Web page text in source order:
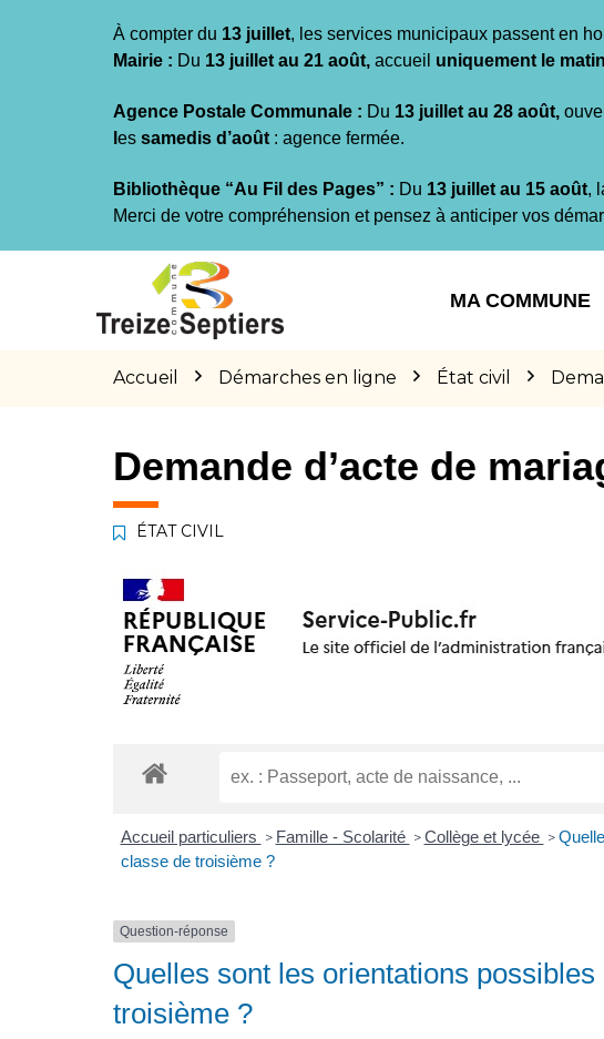
À compter du 13 juillet, les services municipaux passent en
Mairie : Du 13 juillet au 21 août, accueil uniquement le matin
Agence Postale Communale : Du 13 juillet au 28 août,
es samedis d’août : agence fermée.
Bibliothèque “Au Fil des Pages” : Du 13 juillet au 15 août,
Merci de votre compréhension et pensez à anticiper vos
MA COMMUNE
Accueil Démarches en ligne État civil
Demande d’acte de
ÉTAT CIVIL
Accueil particuliers > Famille - Scolarité > Collège et lycée >
classe de troisième ?
Question-réponse
Quelles sont les orientations
troisième ?